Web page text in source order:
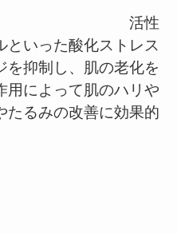
性
といった酸化ストレス
を抑制し、肌の老化を
用によって肌のハリや
たるみの改善に効果的